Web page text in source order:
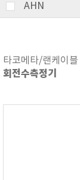
AHN
ATAGO
AZ
타코메타/랜케이
회전수측정기